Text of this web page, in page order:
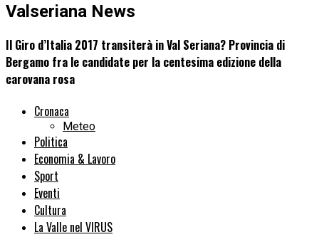
Valseriana News
Il Giro d’Italia 2017 transiterà in Val Seriana? Provincia di
Bergamo fra le candidate per la centesima edizione della
carovana rosa
Cronaca
Meteo
Politica
Economia & Lavoro
Sport
Eventi
Cultura
La Valle nel VIRUS